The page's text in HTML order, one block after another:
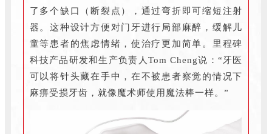
了多个缺口（断裂点），通过弯折即可缩短注射
器。这种设计方便对门牙进行局部麻醉，缓解儿
童等患者的焦虑情绪，使治疗更加简单。里程碑
科技产品研发和生产负责人Tom Cheng说：“牙医
可以将针头藏在手中，在不被患者察觉的情况下
麻痹受损牙齿，就像魔术师使用魔法棒一样。”